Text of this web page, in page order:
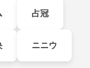
占冠
ニニウ